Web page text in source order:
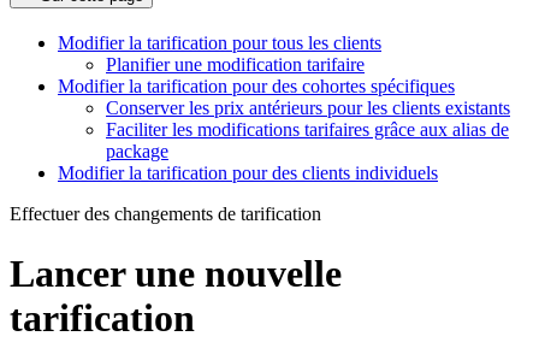
Modifier la tarification pour tous les clients
Planifier une modification tarifaire
Modifier la tarification pour des cohortes spécifiques
Conserver les prix antérieurs pour les clients existants
Faciliter les modifications tarifaires grâce aux alias de
package
Modifier la tarification pour des clients individuels
Effectuer des changements de tarification
Lancer une nouvelle
tarification​